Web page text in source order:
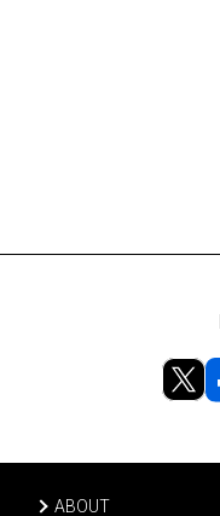
ABOUT